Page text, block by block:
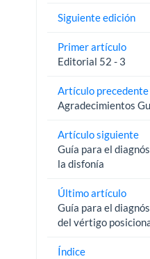
Siguiente edición
Primer artículo
Editorial 52 - 3
Artículo precedente
Agradecimientos
Artículo siguiente
Guía para el
la disfonía
Último artículo
Guía para el
del vértigo
Índice